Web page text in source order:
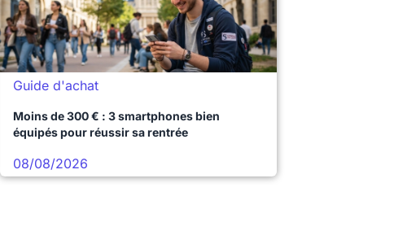
Guide d'achat
Moins de 300 € : 3 smartphones bien
équipés pour réussir sa rentrée
08/08/2026